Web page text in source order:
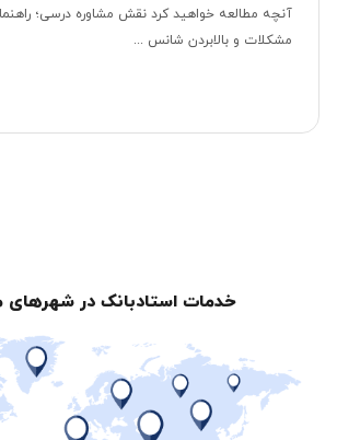
آنچه مطالعه خواهید کرد نقش مشاوره درسی؛
مشکلات و بالابردن شانس ...
خدمات استادبانک در